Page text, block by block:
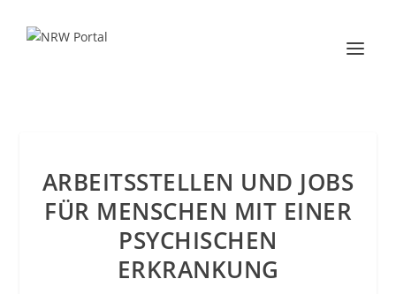
ARBEITSSTELLEN UND JOBS
FÜR MENSCHEN MIT EINER
PSYCHISCHEN
ERKRANKUNG